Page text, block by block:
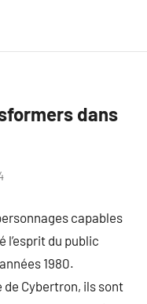
dans
capables
l’esprit du public
1980.
Cybertron, ils sont